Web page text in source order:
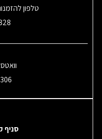
טלפון
סניף